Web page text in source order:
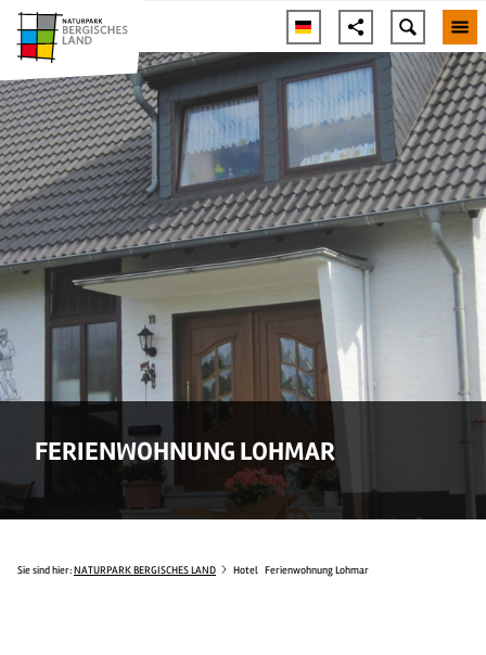
FERIENWOHNUNG LOHMAR
Sie sind hier:NATURPARK BERGISCHES LAND Hotel Ferienwohnung Lohmar